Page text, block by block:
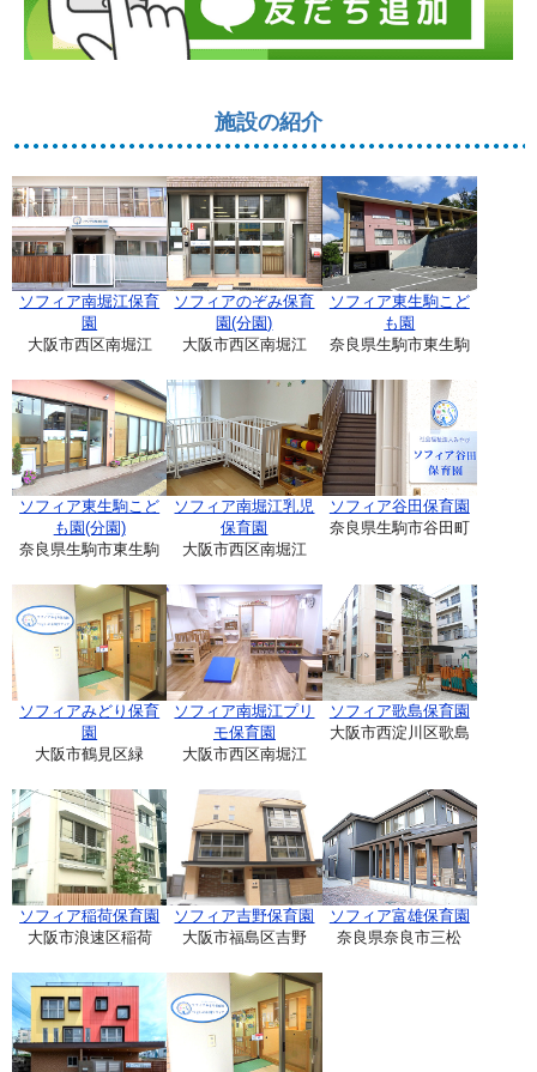
施設の紹介
ソフィア南堀江保育
園
大阪市西区南堀江
ソフィアのぞみ保育
園(分園)
大阪市西区南堀江
ソフィア東生駒こど
も園
奈良県生駒市東生駒
ソフィア東生駒こど
も園(分園)
奈良県生駒市東生駒
ソフィア南堀江乳児
保育園
大阪市西区南堀江
ソフィア谷田保育園
奈良県生駒市谷田町
ソフィアみどり保育
園
大阪市鶴見区緑
ソフィア南堀江プリ
モ保育園
大阪市西区南堀江
ソフィア歌島保育園
大阪市西淀川区歌島
ソフィア稲荷保育園
大阪市浪速区稲荷
ソフィア吉野保育園
大阪市福島区吉野
ソフィア富雄保育園
奈良県奈良市三松